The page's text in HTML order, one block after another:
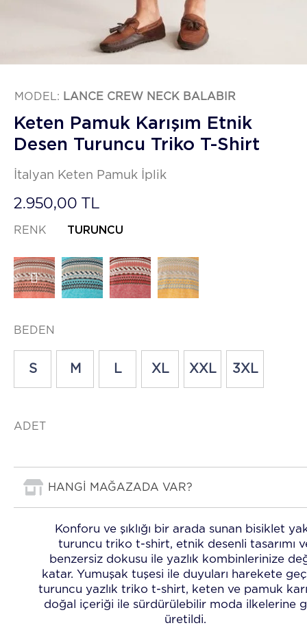
MODEL: LANCE CREW NECK BALABIR
Keten Pamuk Karışım Etnik
Desen Turuncu Triko T-Shirt
İtalyan Keten Pamuk İplik
2.950,00 TL
RENK TURUNCU
BEDEN
S M L XL XXL 3XL
ADET
HANGİ MAĞAZADA VAR?
Konforu ve şıklığı bir arada sunan bisiklet
turuncu triko t-shirt, etnik desenli tasarımı
benzersiz dokusu ile yazlık kombinlerinize
katar. Yumuşak tuşesi ile duyuları harekete
turuncu yazlık triko t-shirt, keten ve pamuk
doğal içeriği ile sürdürülebilir moda ilkelerine
üretildi.